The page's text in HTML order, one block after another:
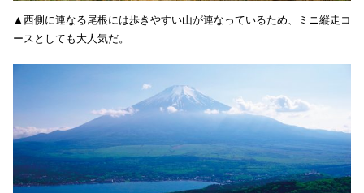
▲西側に連なる尾根には歩きやすい山が連なっているため、ミニ縦走コ
ースとしても大人気だ。